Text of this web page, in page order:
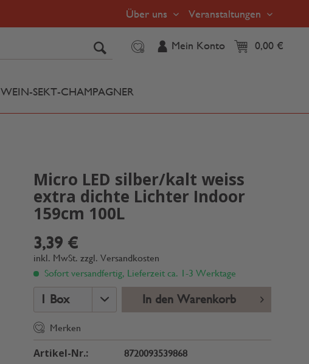
Über uns Veranstaltungen
Mein Konto 0,00 €
WEIN-SEKT-CHAMPAGNER
Micro LED silber/kalt weiss
extra dichte Lichter Indoor
159cm 100L
3,39 €
inkl. MwSt.zzgl. Versandkosten
Sofort versandfertig, Lieferzeit ca. 1-3 Werktage
In den Warenkorb
Merken
Artikel-Nr.:
8720093539868